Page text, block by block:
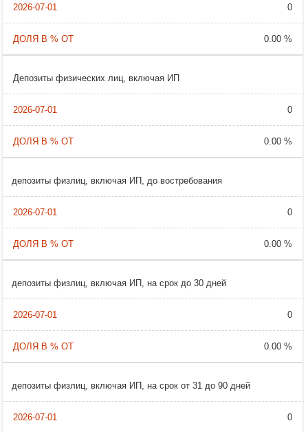
0
0.00 %
Депозиты физических лиц, включая ИП
0
0.00 %
депозиты физлиц, включая ИП, до востребования
0
0.00 %
депозиты физлиц, включая ИП, на срок до 30 дней
0
0.00 %
депозиты физлиц, включая ИП, на срок от 31 до 90 дней
0